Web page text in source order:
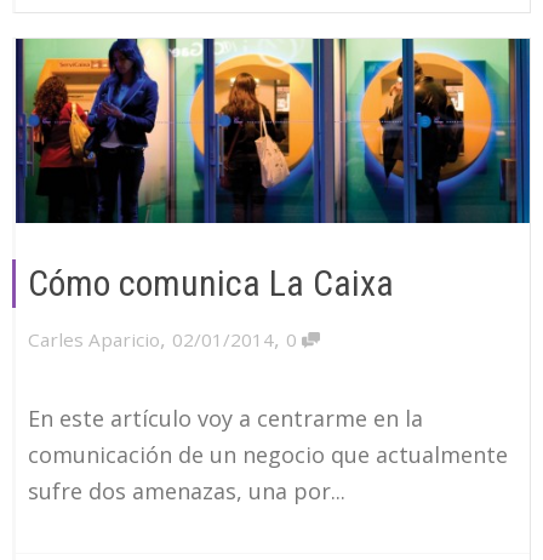
Cómo comunica La Caixa
Carles Aparicio, 02/01/2014, 0
En este artículo voy a centrarme en la
comunicación de un negocio que actualmente
sufre dos amenazas, una por...